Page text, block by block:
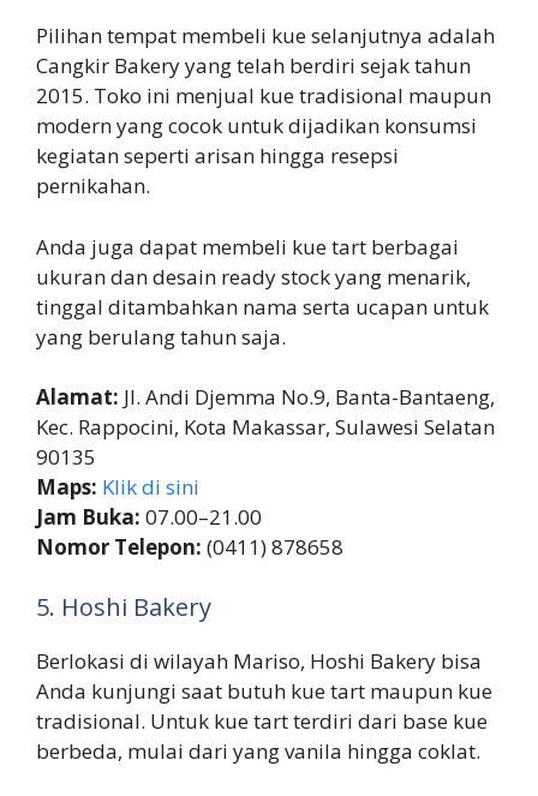
Pilihan tempat membeli kue selanjutnya adalah
Cangkir Bakery yang telah berdiri sejak tahun
2015. Toko ini menjual kue tradisional maupun
modern yang cocok untuk dijadikan konsumsi
kegiatan seperti arisan hingga resepsi
pernikahan.
Anda juga dapat membeli kue tart berbagai
ukuran dan desain ready stock yang menarik,
tinggal ditambahkan nama serta ucapan untuk
yang berulang tahun saja.
Alamat: Jl. Andi Djemma No.9, Banta-Bantaeng,
Kec. Rappocini, Kota Makassar, Sulawesi Selatan
90135
Maps: Klik di sini
Jam Buka: 07.00–21.00
Nomor Telepon: (0411) 878658
5. Hoshi Bakery
Berlokasi di wilayah Mariso, Hoshi Bakery bisa
Anda kunjungi saat butuh kue tart maupun kue
tradisional. Untuk kue tart terdiri dari base kue
berbeda, mulai dari yang vanila hingga coklat.